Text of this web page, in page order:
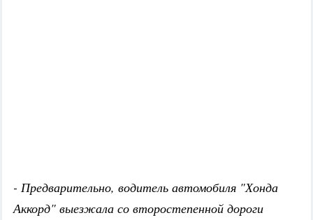
- Предварительно, водитель автомобиля "Хонда
Аккорд" выезжала со второстепенной дороги